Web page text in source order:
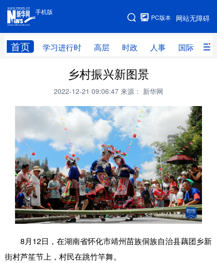
手机版
网站无障碍
PC版本
首页 学习进行时 高层 时政 人事 国际 财
手机版
网站地图
高层 时政
财经 网评
思客智库 全球连线 教育
科技 量子 体育
文化 书画 健康 军事
访谈 视频 图片 政务
法律 中央文件 金融 汽车
食品 人居 信息化 数字经济
学术中国 乡村振兴 银龄 溯源中国
城市 旅游
乡村振兴新图景
2022-12-21 09:06:47 来源： 新华网
8月12日，在湖南省怀化市靖州苗族侗族自治县藕团乡新
街村芦笙节上，村民在跳竹竿舞。